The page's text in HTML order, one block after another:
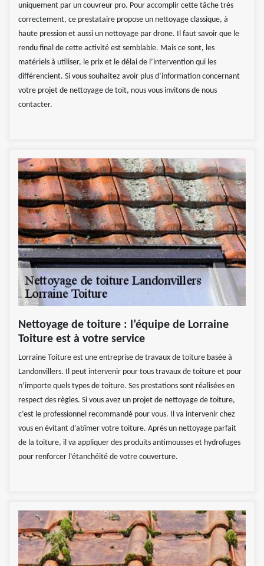
uniquement par un couvreur pro. Pour accomplir cette tâche très
correctement, ce prestataire propose un nettoyage classique, à
haute pression et aussi un nettoyage par drone. Il faut savoir que le
rendu final de cette activité est semblable. Mais ce sont, les
matériels à utiliser, le prix et le délai de l’intervention qui les
différencient. Si vous souhaitez avoir plus d’information concernant
votre projet de nettoyage de toit, nous vous invitons de nous
contacter.
Nettoyage de toiture : l’équipe de Lorraine
Toiture est à votre service
Lorraine Toiture est une entreprise de travaux de toiture basée à
Landonvillers. Il peut intervenir pour tous travaux de toiture et pour
n’importe quels types de toiture. Ses prestations sont réalisées en
respect des règles. Si vous avez un projet de nettoyage de toiture,
c’est le professionnel recommandé pour vous. Il va intervenir chez
vous en évitant d’abîmer votre toiture. Après un nettoyage parfait
de la toiture, il va appliquer des produits antimousses et hydrofuges
pour renforcer l’étanchéité de votre couverture.